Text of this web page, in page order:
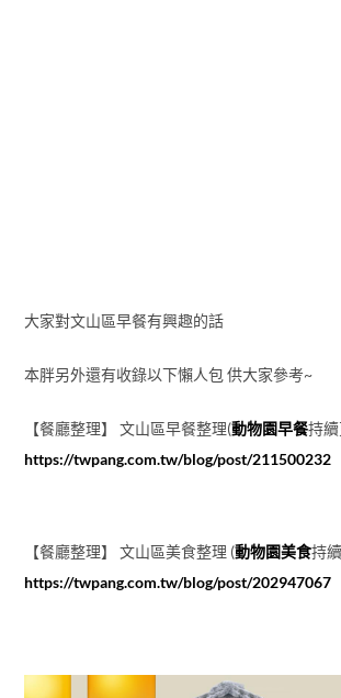
大家對文山區早餐有興趣的話
本胖另外還有收錄以下懶人包 供大家參考~
【餐廳整理】 文山區早餐整理(動物園早餐持
https://twpang.com.tw/blog/post/211500232
【餐廳整理】 文山區美食整理 (動物園美食持
https://twpang.com.tw/blog/post/202947067